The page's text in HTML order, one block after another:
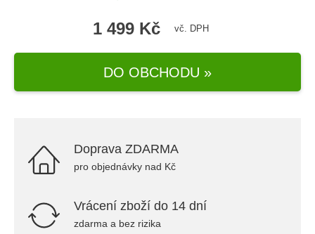
1 499 Kč vč. DPH
DO OBCHODU »
Doprava ZDARMA
pro objednávky nad Kč
Vrácení zboží do 14 dní
zdarma a bez rizika